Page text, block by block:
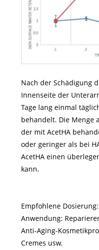
Nach der Schädigung
Innenseite der
Tage lang einmal
behandelt. Die Menge
der mit AcetHA
oder geringer als bei
AcetHA einen
kann.
Empfohlene Dosierung:
Anwendung:
Anti-Aging-
Cremes usw.